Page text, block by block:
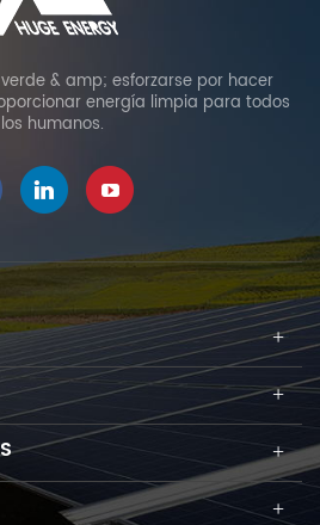
& amp; esforzarse por hacer
energía limpia para todos
los humanos.